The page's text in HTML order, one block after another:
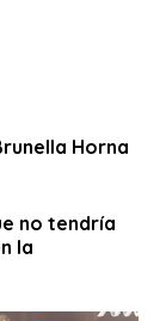
Horna
no tendría
la